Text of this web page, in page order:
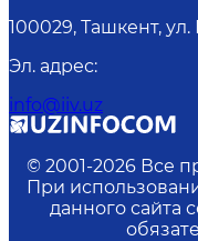
100029, Ташкент,
Эл. адрес:
info@iiv.uz
© 2001-2026 Все
При
данного сайта